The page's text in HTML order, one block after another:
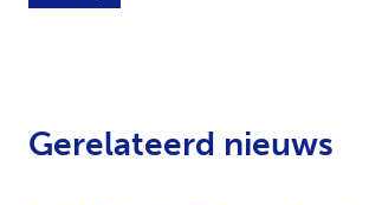
Gerelateerd nieuws